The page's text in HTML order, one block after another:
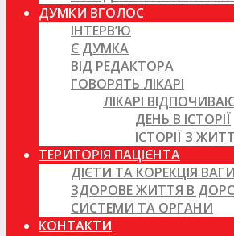
ДУМКИ ВГОЛОС
ІНТЕРВ’Ю
Є ДУМКА
ВІД РЕДАКТОРА
ГОВОРЯТЬ ЛІКАРІ
ЛІКАРІ
ДЕНЬ В ІСТОРІЇ
ІСТОРІЇ З
ТЕРИТОРІЯ ПАЦІЄНТА
ДІЄТИ ТА КОРЕКЦІЯ ВАГИ
ЗДОРОВЕ ЖИТТЯ В
СИСТЕМИ ТА ОРГАНИ
КОНТАКТИ